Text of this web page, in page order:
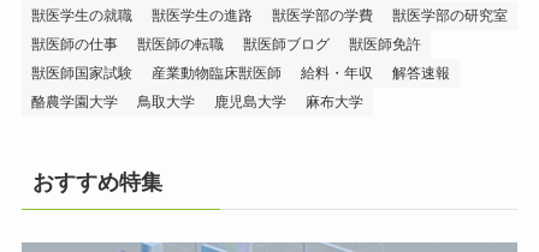
獣医学生の就職
獣医学生の進路 獣医学部の学費
獣医学部の研究室
獣医師の仕事
獣医師の転職 獣医師ブログ
獣医師免許
獣医師国家試験
産業動物臨床獣医師 給料・年収
解答速報
酪農学園大学
鳥取大学 鹿児島大学 麻布大学
おすすめ特集